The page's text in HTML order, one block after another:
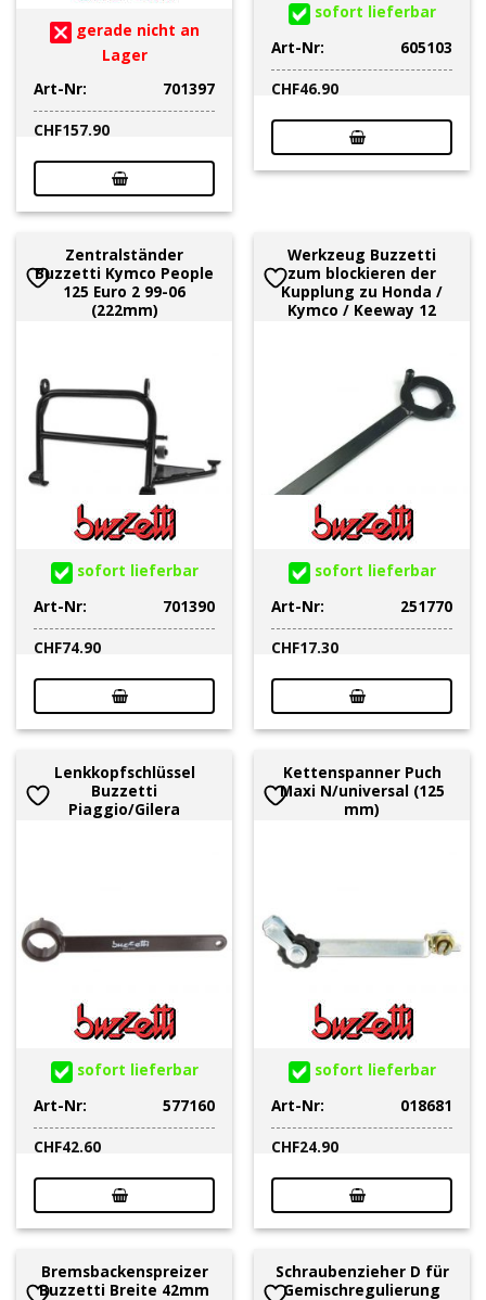
gerade nicht an
Lager
Art-Nr:
701397
CHF157.90
sofort lieferbar
Art-Nr:
605103
CHF46.90
Zentralständer
Buzzetti Kymco People
125 Euro 2 99-06
(222mm)
sofort lieferbar
Art-Nr:
701390
CHF74.90
Werkzeug Buzzetti
zum blockieren der
Kupplung zu Honda /
Kymco / Keeway 12
sofort lieferbar
Art-Nr:
251770
CHF17.30
Lenkkopfschlüssel
Buzzetti
Piaggio/Gilera
sofort lieferbar
Art-Nr:
577160
CHF42.60
Kettenspanner Puch
Maxi N/universal (125
mm)
sofort lieferbar
Art-Nr:
018681
CHF24.90
Bremsbackenspreizer
Buzzetti Breite 42mm
Schraubenzieher D für
Gemischregulierung